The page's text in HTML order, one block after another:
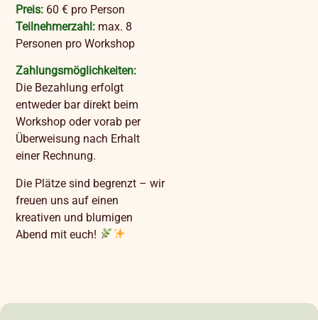
Preis: 60 € pro Person
Teilnehmerzahl: max. 8
Personen pro Workshop
Zahlungsmöglichkeiten:
Die Bezahlung erfolgt
entweder bar direkt beim
Workshop oder vorab per
Überweisung nach Erhalt
einer Rechnung.
Die Plätze sind begrenzt – wir
freuen uns auf einen
kreativen und blumigen
Abend mit euch!